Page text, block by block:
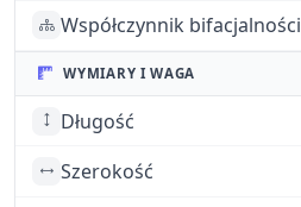
Współczynnik bifacjalności
WYMIARY I WAGA
Długość
Szerokość